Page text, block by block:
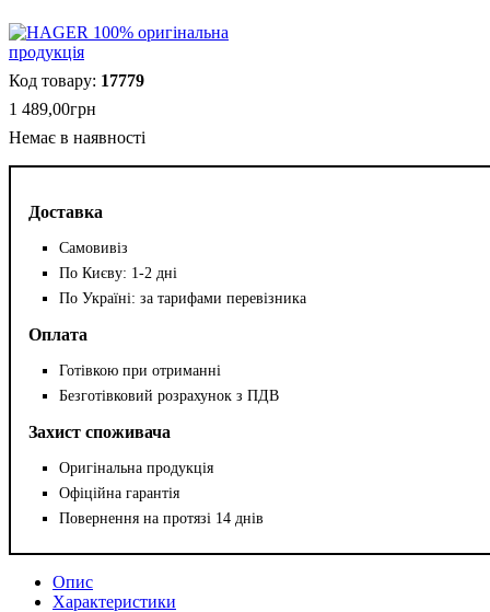
17779
1 489,00грн
Немає в наявності
Доставка
Самовивіз
По Києву: 1-2 дні
По Україні: за тарифами перевізника
Оплата
Готівкою при отриманні
Безготівковий розрахунок з ПДВ
Захист споживача
Оригінальна продукція
Офіційна гарантія
Повернення на протязі 14 днів
Опис
Характеристики